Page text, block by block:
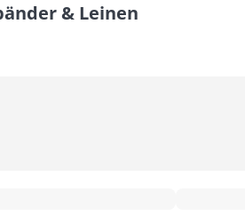
& Leinen